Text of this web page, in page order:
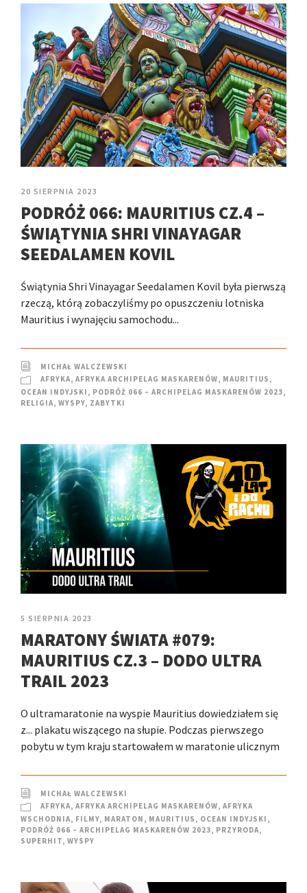
20 SIERPNIA 2023
PODRÓŻ 066: MAURITIUS CZ.4 –
ŚWIĄTYNIA SHRI VINAYAGAR
SEEDALAMEN KOVIL
Świątynia Shri Vinayagar Seedalamen Kovil była pierwszą
rzeczą, którą zobaczyliśmy po opuszczeniu lotniska
Mauritius i wynajęciu samochodu...
MICHAŁ WALCZEWSKI
AFRYKA, AFRYKA ARCHIPELAG MASKARENÓW, MAURITIUS ,
OCEAN INDYJSKI , PODRÓŻ 066 – ARCHIPELAG MASKARENÓW 2023,
RELIGIA, WYSPY, ZABYTKI
5 SIERPNIA 2023
MARATONY ŚWIATA #079:
MAURITIUS CZ.3 – DODO ULTRA
TRAIL 2023
O ultramaratonie na wyspie Mauritius dowiedziałem się
z... plakatu wiszącego na słupie. Podczas pierwszego
pobytu w tym kraju startowałem w maratonie ulicznym
MICHAŁ WALCZEWSKI
AFRYKA, AFRYKA ARCHIPELAG MASKARENÓW, AFRYKA
WSCHODNIA, FILMY, MARATON , MAURITIUS , OCEAN INDYJSKI ,
PODRÓŻ 066 – ARCHIPELAG MASKARENÓW 2023, PRZYRODA,
SUPERHIT, WYSPY